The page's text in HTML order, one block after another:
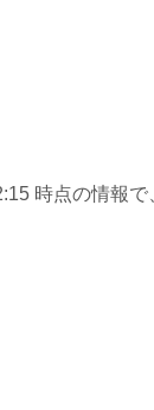
時点の情報で